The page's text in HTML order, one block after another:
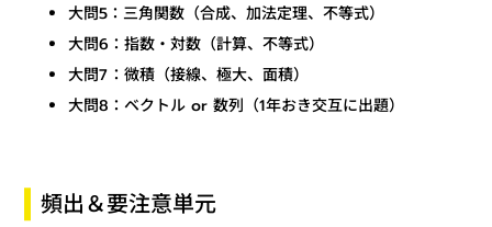
大問5：三角関数（合成、加法定理、不等式）
大問6：指数・対数（計算、不等式）
大問7：微積（接線、極大、面積）
大問8：ベクトル or 数列（1年おき交互に出題）
頻出＆要注意単元